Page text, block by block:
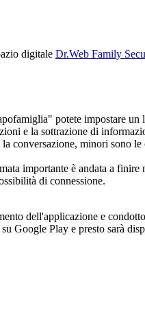
digitale Dr.Web Family
potete impostare
e la sottrazione di
conversazione, minori sono
importante è andata a
di connessione.
dell'applicazione e
Google Play e presto sarà